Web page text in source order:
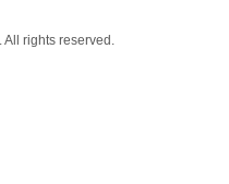
rights reserved.